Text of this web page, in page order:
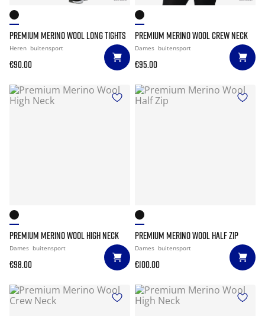
PREMIUM MERINO WOOL LONG TIGHTS
Heren buitensport
€90.00
PREMIUM MERINO WOOL CREW NECK
Dames buitensport
€95.00
PREMIUM MERINO WOOL HIGH NECK
Dames buitensport
€98.00
PREMIUM MERINO WOOL HALF ZIP
Dames buitensport
€100.00